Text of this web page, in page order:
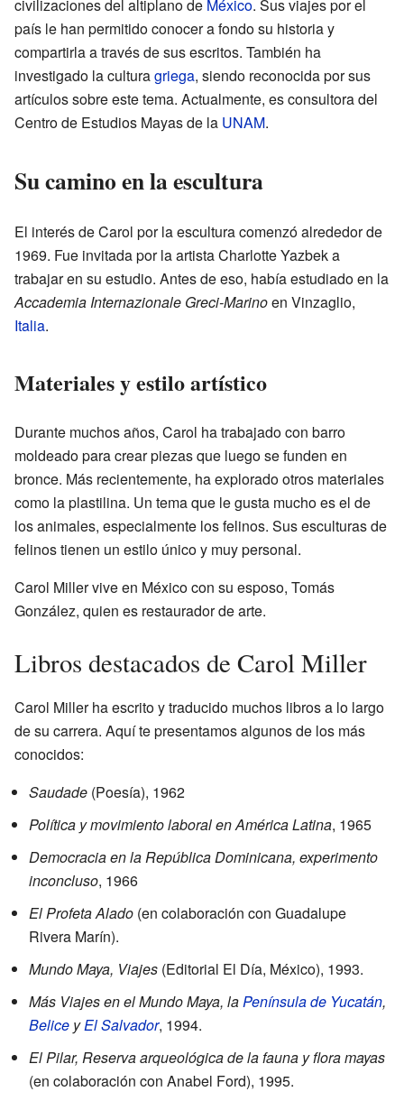
civilizaciones del altiplano de México. Sus viajes por el
país le han permitido conocer a fondo su historia y
compartirla a través de sus escritos. También ha
investigado la culturagriega, siendo reconocida por sus
artículos sobre este tema. Actualmente, es consultora del
Centro de Estudios Mayas de la UNAM.
Su camino en la escultura
El interés de Carol por la escultura comenzó alrededor de
1969. Fue invitada por la artista Charlotte Yazbek a
trabajar en su estudio. Antes de eso, había estudiado en la
Accademia Internazionale Greci-Marinoen Vinzaglio,
Italia.
Materiales y estilo artístico
Durante muchos años, Carol ha trabajado con barro
moldeado para crear piezas que luego se funden en
bronce. Más recientemente, ha explorado otros materiales
como la plastilina. Un tema que le gusta mucho es el de
los animales, especialmente los felinos. Sus esculturas de
felinos tienen un estilo único y muy personal.
Carol Miller vive en México con su esposo, Tomás
González, quien es restaurador de arte.
Libros destacados de Carol Miller
Carol Miller ha escrito y traducido muchos libros a lo largo
de su carrera. Aquí te presentamos algunos de los más
conocidos:
Saudade (Poesía), 1962
Política y movimiento laboral en América Latina, 1965
Democracia en la República Dominicana, experimento
inconcluso, 1966
El Profeta Alado (en colaboración con Guadalupe
Rivera Marín).
Mundo Maya, Viajes (Editorial El Día, México), 1993.
Más Viajes en el Mundo Maya, laPenínsula de Yucatán,
Belice yEl Salvador, 1994.
El Pilar, Reserva arqueológica de la fauna y flora mayas
(en colaboración con Anabel Ford), 1995.